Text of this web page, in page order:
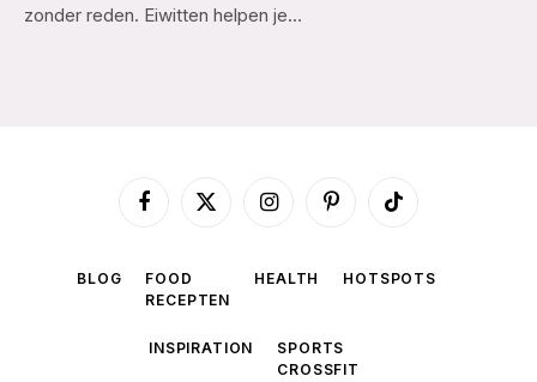
zonder reden. Eiwitten helpen je…
Facebook
X
InstagramPinterestTikTok
BLOG
FOOD
RECEPTEN
HEALTH HOTSPOTS
INSPIRATION
SPORTS
CROSSFIT